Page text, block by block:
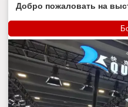
Добро пожаловать на